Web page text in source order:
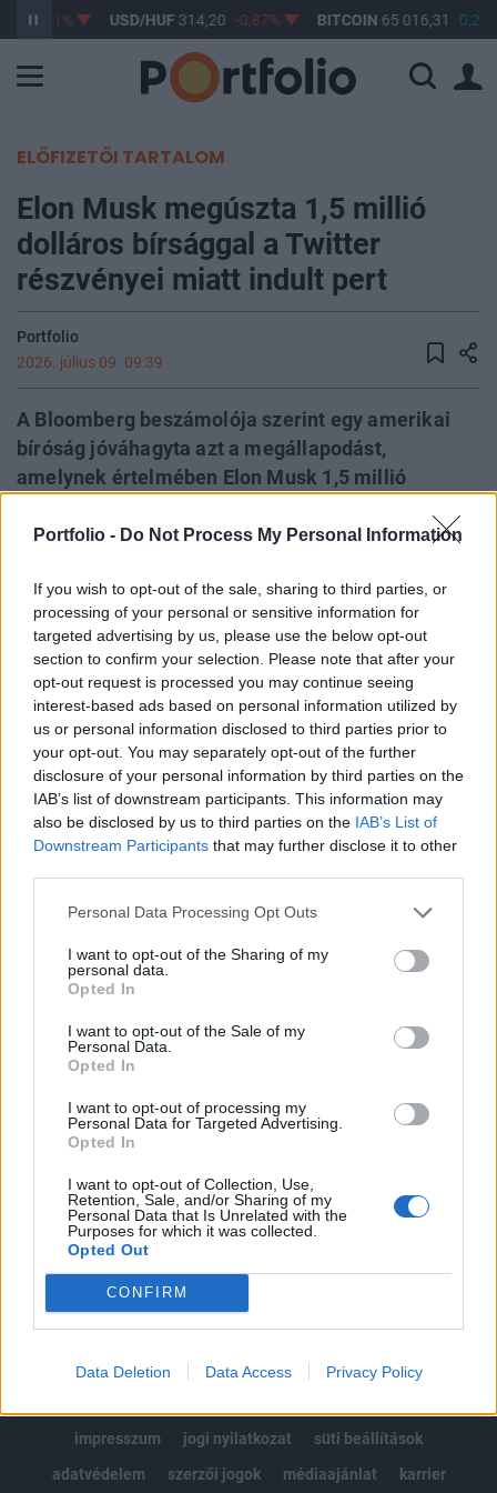
Portfolio - Do Not Process My Personal Information
If you wish to opt-out of the sale, sharing to third parties, or
processing of your personal or sensitive information for
targeted advertising by us, please use the below opt-out
section to confirm your selection. Please note that after your
opt-out request is processed you may continue seeing
interest-based ads based on personal information utilized by
us or personal information disclosed to third parties prior to
your opt-out. You may separately opt-out of the further
disclosure of your personal information by third parties on the
IAB’s list of downstream participants. This information may
also be disclosed by us to third parties on the IAB’s List of
Downstream Participants that may further disclose it to other
Personal Data Processing Opt Outs
I want to opt-out of the Sharing of my
personal data.
Opted In
I want to opt-out of the Sale of my
Personal Data.
Opted In
I want to opt-out of processing my
Personal Data for Targeted Advertising.
Opted In
I want to opt-out of Collection, Use,
Retention, Sale, and/or Sharing of my
Personal Data that Is Unrelated with the
Purposes for which it was collected.
Opted Out
CONFIRM
Data Deletion Data Access Privacy Policy
-0,61% USD/HUF 314,20 -0,87% BITCOIN 65 016,31 0,2%
ELŐFIZETŐI TARTALOM
Elon Musk megúszta 1,5 millió
dolláros bírsággal a Twitter
részvényei miatt indult pert
Portfolio
2026. július 09. 09:39
A Bloomberg beszámolója szerint egy amerikai
bíróság jóváhagyta azt a megállapodást,
amelynek értelmében Elon Musk 1,5 millió
tőzsdefelügyeletnek. A bíró ugyan komoly
kapcsolatban, végül mégis elfogadta azt.
Egy amerikai bíróság jóváhagyta azt a megállapodást,
amelynek értelmében Elon Musk 1,5 millió dolláros
bírságot fizet az amerikai tőzsdefelügyeletnek, az SEC-nek.
A hatóság szerint Musk 2022-ben nem jelentette be időben,
hogy részesedése átlépte az 5 százalékot a Twitterben, így
a nyilvánosság előtt olcsóbban tudott további részvényeket
vásárolni. Az SEC állítása...
KEDVES OLVASÓNK!
A keresett cikk a portfolio.hu hírarchívumához
regisztrációhoz kötött.
Portfolio.hu teljes cikkarchívum
Kötéslisták: BÉT elmúlt 2 év napon belüli
MÁR ELŐFIZETŐNK VAGY?BEJELENTKEZÉS
impresszum
jogi nyilatkozat
süti beállítások
adatvédelem
szerzői jogok médiaajánlat karrier